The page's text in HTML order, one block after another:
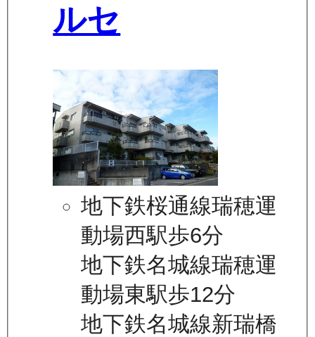
ルセ
地下鉄桜通線瑞穂運
動場西駅歩6分
地下鉄名城線瑞穂運
動場東駅歩12分
地下鉄名城線新瑞橋